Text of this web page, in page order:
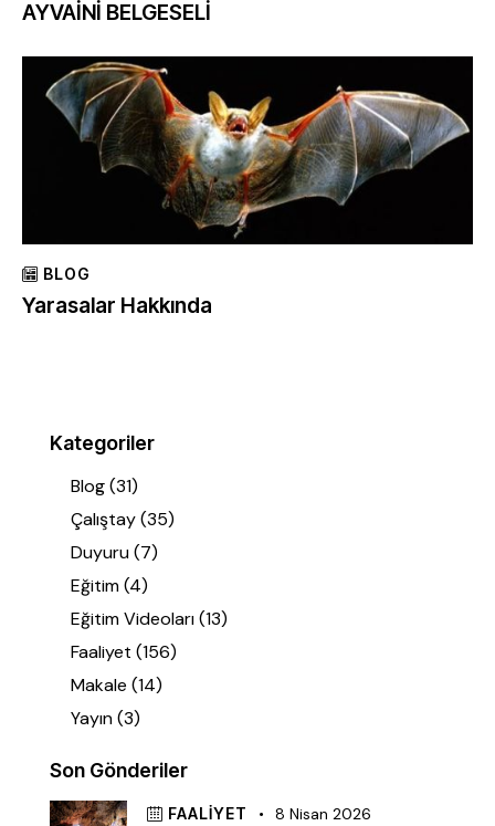
AYVAİNİ BELGESELİ
BLOG
Yarasalar Hakkında
Kategoriler
Blog(31)
Çalıştay(35)
Duyuru(7)
Eğitim(4)
Eğitim Videoları(13)
Faaliyet (156)
Makale (14)
Yayın(3)
Son Gönderiler
FAALIYET 8 Nisan 2026